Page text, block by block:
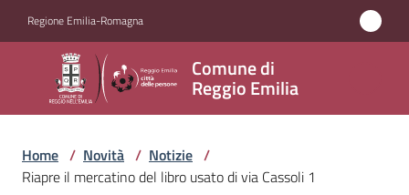
Regione Emilia-Romagna
Comune di
Reggio Emilia
Comune
di
Reggio
Emilia
Home / Novità / Notizie /
Riapre il mercatino del libro usato di via Cassoli 1